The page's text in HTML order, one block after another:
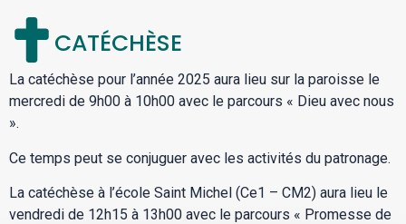
CATÉCHÈSE
La catéchèse pour l’année 2025 aura lieu sur la paroisse le
mercredi de 9h00 à 10h00 avec le parcours « Dieu avec nous
».
Ce temps peut se conjuguer avec les activités du patronage.
La catéchèse à l’école Saint Michel (Ce1 – CM2) aura lieu le
vendredi de 12h15 à 13h00 avec le parcours « Promesse de